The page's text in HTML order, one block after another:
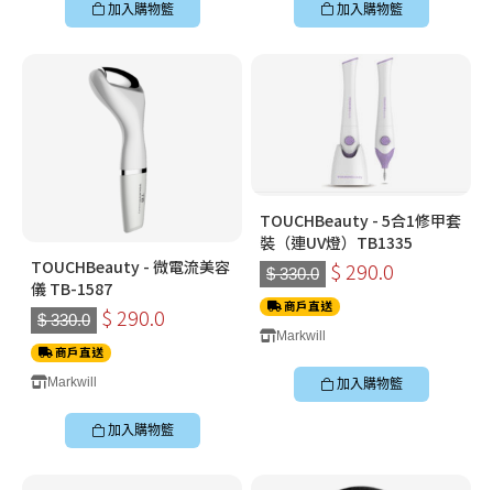
加入購物籃 加入購物籃
TOUCHBeauty - 微電流美容
儀 TB-1587
$ 330.0 $ 290.0
商戶直送
Markwill
加入購物籃
TOUCHBeauty - 5合1修甲套
裝（連UV燈）TB1335
$ 330.0 $ 290.0
商戶直送
Markwill
加入購物籃